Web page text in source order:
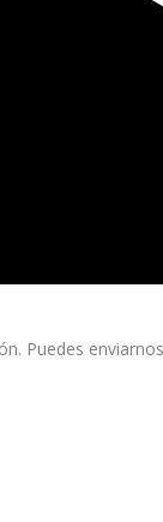
Puedes